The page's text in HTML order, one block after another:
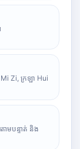
Zi, ក្រឡា Hui
មបន្ទាត់ និង